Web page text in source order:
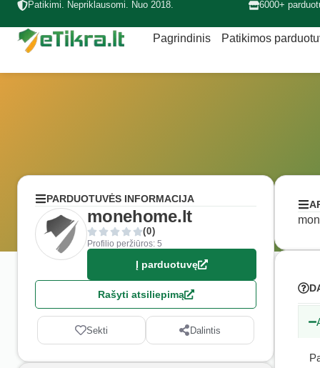
Patikimi. Nepriklausomi. Nuo 2018. 6000+
Pagrindinis Patikimos
PARDUOTUVĖS INFORMACIJA
monehome.lt
(0)
Profilio peržiūros: 5
Į parduotuvę
Rašyti atsiliepimą
Sekti Dalintis